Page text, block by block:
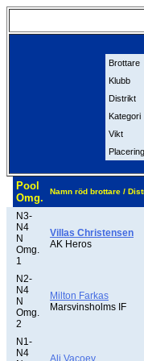
Brottare
Klubb
Distrikt
Kategori
Vikt
Placering
Pool
Omg.
Namn röd brottare /
N3-
N4
N
Omg.
1
Villas Christensen
AK Heros
N2-
N4
N
Omg.
2
Milton Farkas
Marsvinsholms IF
N1-
N4
Ali Vacoev